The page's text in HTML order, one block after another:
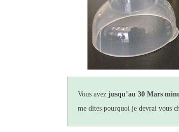
Vous avez jusqu’au 30 Mars
me dites pourquoi je devrai vous